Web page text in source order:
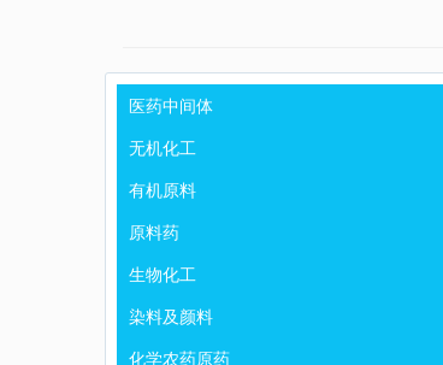
医药中间体
无机化工
有机原料
原料药
生物化工
染料及颜料
化学农药原药